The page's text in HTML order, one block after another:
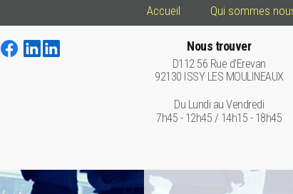
Accueil Qui sommes
Nous trouver
D112 56 Rue d'Erevan
92130 ISSY LES MOULINEAUX
Du Lundi au Vendredi
7h45 - 12h45 / 14h15 - 18h45